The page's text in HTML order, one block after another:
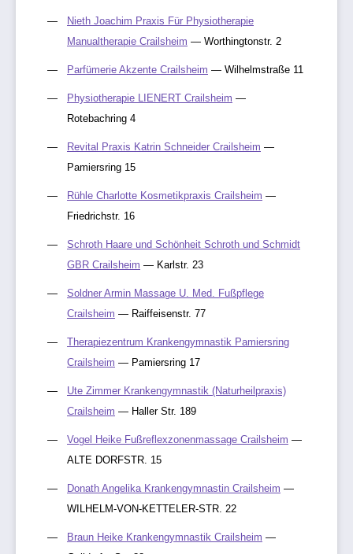
Nieth Joachim Praxis Für Physiotherapie
Manualtherapie Crailsheim — Worthingtonstr. 2
Parfümerie Akzente Crailsheim — Wilhelmstraße 11
Physiotherapie LIENERT Crailsheim —
Rotebachring 4
Revital Praxis Katrin Schneider Crailsheim —
Pamiersring 15
Rühle Charlotte Kosmetikpraxis Crailsheim —
Friedrichstr. 16
Schroth Haare und Schönheit Schroth und Schmidt
GBR Crailsheim — Karlstr. 23
Soldner Armin Massage U. Med. Fußpflege
Crailsheim — Raiffeisenstr. 77
Therapiezentrum Krankengymnastik Pamiersring
Crailsheim — Pamiersring 17
Ute Zimmer Krankengymnastik (Naturheilpraxis)
Crailsheim — Haller Str. 189
Vogel Heike Fußreflexzonenmassage Crailsheim —
ALTE DORFSTR. 15
Donath Angelika Krankengymnastin Crailsheim —
WILHELM-VON-KETTELER-STR. 22
Braun Heike Krankengymnastik Crailsheim —